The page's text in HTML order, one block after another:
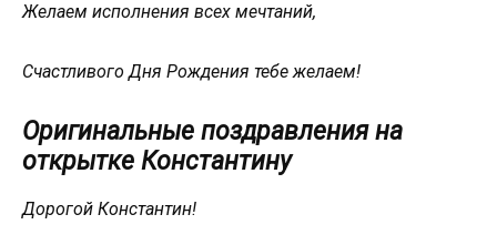
Желаем исполнения всех мечтаний,
Счастливого Дня Рождения тебе желаем!
Оригинальные поздравления на
открытке Константину
Дорогой Константин!